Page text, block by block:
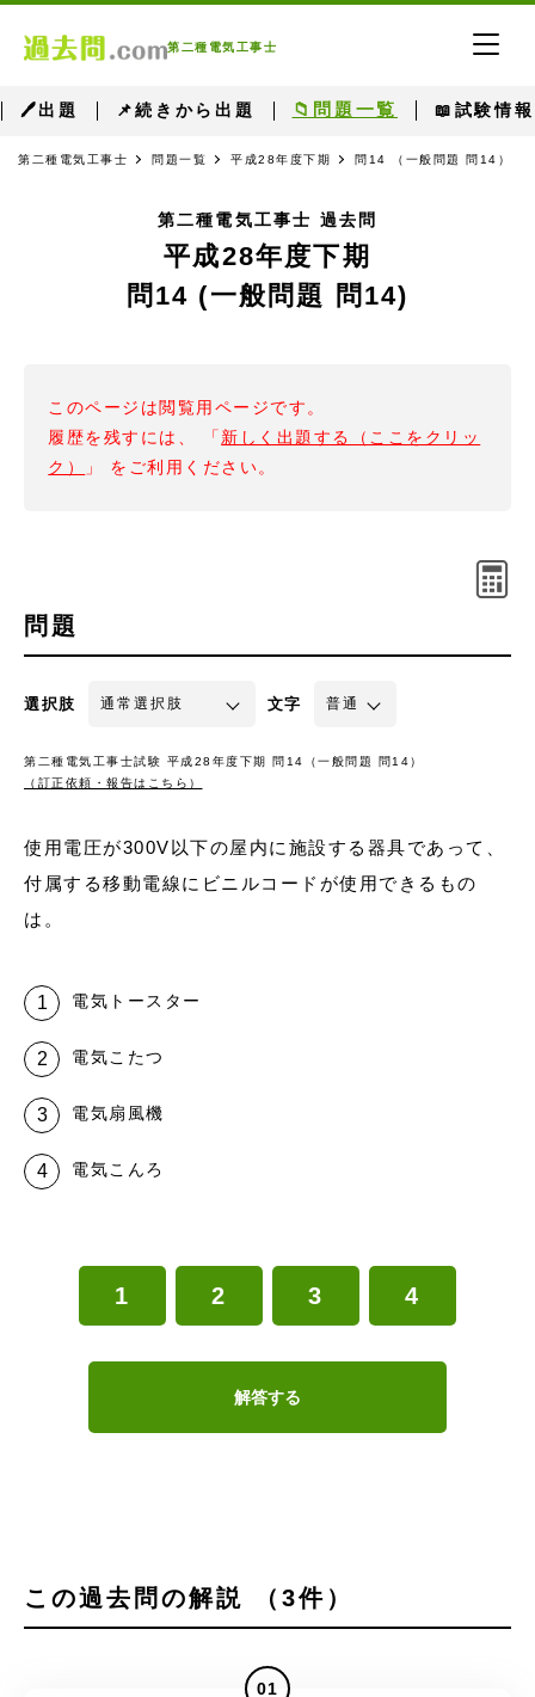
第二種電気工事士
🖊出題 📌続きから出題 📁問題一覧 📖試験情報
第二種電気工事士 問題一覧 平成28年度下期 問14 （一般問題 問14）
第二種電気工事士 過去問
平成28年度下期
問14 (一般問題 問14)
このページは閲覧用ページです。
履歴を残すには、 「 新しく出題する（ここをクリッ
ク）
」 をご利用ください。
問題
選択肢 文字
第二種電気工事士試験 平成28年度下期 問14（一般問題 問14）
（訂正依頼・報告はこちら）
使用電圧が300V以下の屋内に施設する器具であって、
付属する移動電線にビニルコードが使用できるもの
は。
電気トースター
電気こたつ
電気扇風機
電気こんろ
1 2 3 4
解答する
この過去問の解説 （3件）
01